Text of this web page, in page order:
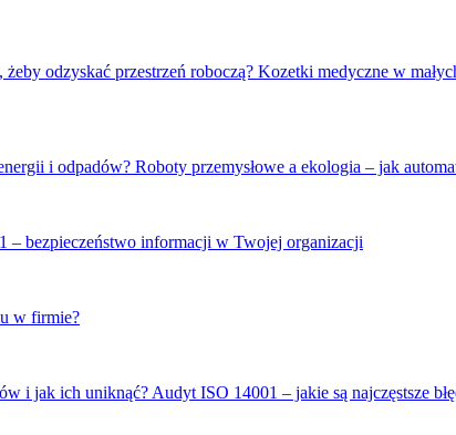
Kozetki medyczne w
Roboty przemysłowe a ekologia – jak
– bezpieczeństwo informacji w Twojej organizacji
w firmie?
Audyt ISO 14001 – jakie są najczęstsze